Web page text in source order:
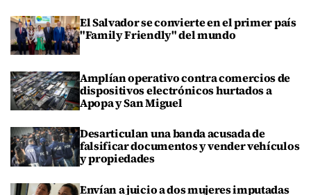
El Salvador se convierte en el primer país
"Family Friendly" del mundo
Amplían operativo contra comercios de
dispositivos electrónicos hurtados a
Apopa y San Miguel
Desarticulan una banda acusada de
falsificar documentos y vender vehículos
y propiedades
Envían a juicio a dos mujeres imputadas